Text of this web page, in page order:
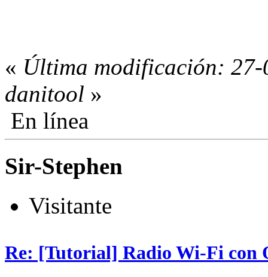
« Última modificación:
danitool »
En línea
Sir-Stephen
Visitante
Re: [Tutorial] Radio Wi-Fi con